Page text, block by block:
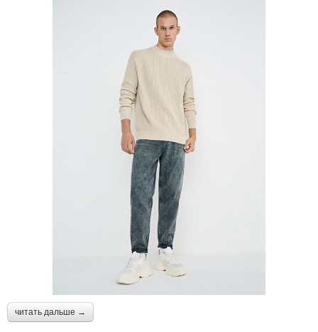
читать дальше →